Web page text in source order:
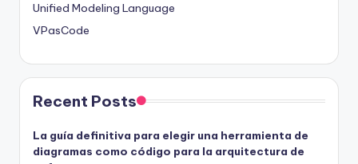
Unified Modeling Language
VPasCode
Recent Posts
La guía definitiva para elegir una herramienta de
diagramas como código para la arquitectura de